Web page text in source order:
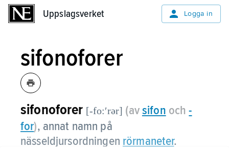
Uppslagsverket Logga in
sifonoforer
sifonoforer [-fo:ʹrər] (avsifon och-
for), annat namn på
nässeldjursordningen rörmaneter.